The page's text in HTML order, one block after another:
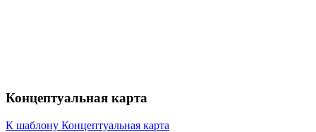
Концептуальная карта
К шаблону Концептуальная карта